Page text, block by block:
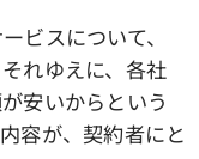
スについて、
れゆえに、各社
安いからという
容が、契約者にと